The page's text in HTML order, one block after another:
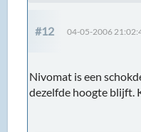
#12 04-05-2006
Nivomat is een
dezelfde hoogte blijft.